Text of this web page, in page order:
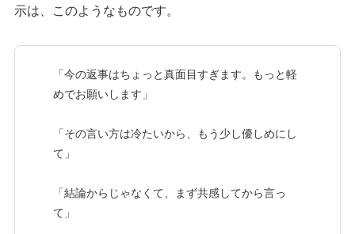
示は、このようなものです。
「今の返事はちょっと真面目すぎます。もっと軽
めでお願いします」
「その言い方は冷たいから、もう少し優しめにし
て」
「結論からじゃなくて、まず共感してから言っ
て」